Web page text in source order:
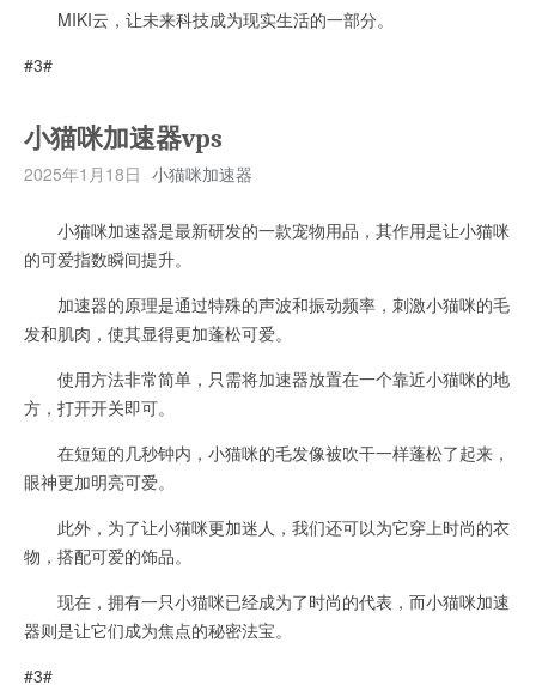
MIKI云，让未来科技成为现实生活的一部分。
#3#
小猫咪加速器vps
2025年1月18日 小猫咪加速器
小猫咪加速器是最新研发的一款宠物用品，其作用是让小猫咪
的可爱指数瞬间提升。
加速器的原理是通过特殊的声波和振动频率，刺激小猫咪的毛
发和肌肉，使其显得更加蓬松可爱。
使用方法非常简单，只需将加速器放置在一个靠近小猫咪的地
方，打开开关即可。
在短短的几秒钟内，小猫咪的毛发像被吹干一样蓬松了起来，
眼神更加明亮可爱。
此外，为了让小猫咪更加迷人，我们还可以为它穿上时尚的衣
物，搭配可爱的饰品。
现在，拥有一只小猫咪已经成为了时尚的代表，而小猫咪加速
器则是让它们成为焦点的秘密法宝。
#3#